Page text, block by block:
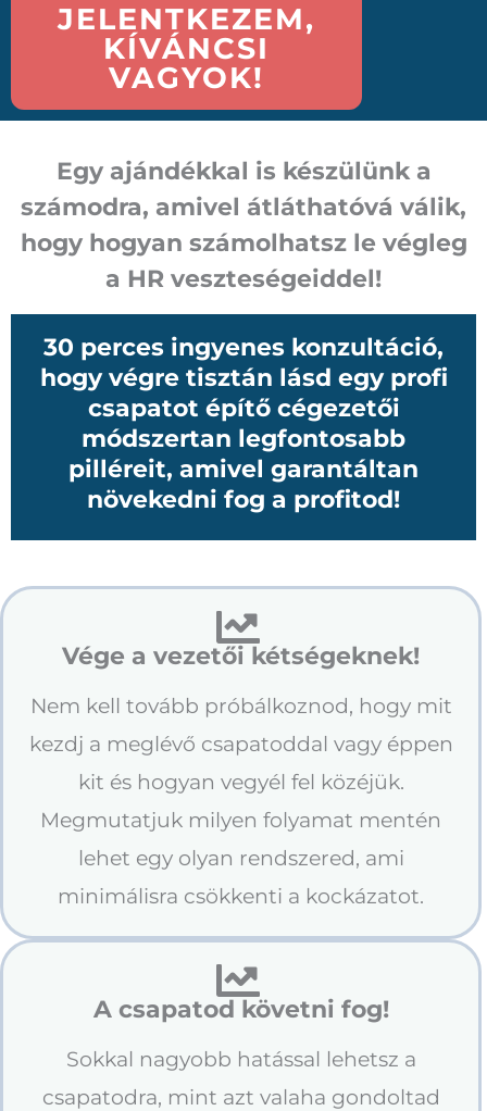
JELENTKEZEM,
KÍVÁNCSI
VAGYOK!
Egy ajándékkal is készülünk a
számodra, amivel átláthatóvá válik,
hogyhogyan számolhatsz le végleg
a HR veszteségeiddel!
30 perces ingyenes konzultáció,
hogy végre tisztán lásd egy profi
csapatot építő cégezetői
módszertan legfontosabb
pilléreit, amivel garantáltan
növekedni fog a profitod!
Vége a vezetői kétségeknek!
Nem kell tovább próbálkoznod, hogy mit
kezdj a meglévő csapatoddal vagy éppen
kit és hogyan vegyél fel közéjük.
Megmutatjuk milyen folyamat mentén
lehet egy olyan rendszered, ami
minimálisra csökkenti a kockázatot.
A csapatod követni fog!
Sokkal nagyobb hatással lehetsz a
csapatodra, mint azt valaha gondoltad